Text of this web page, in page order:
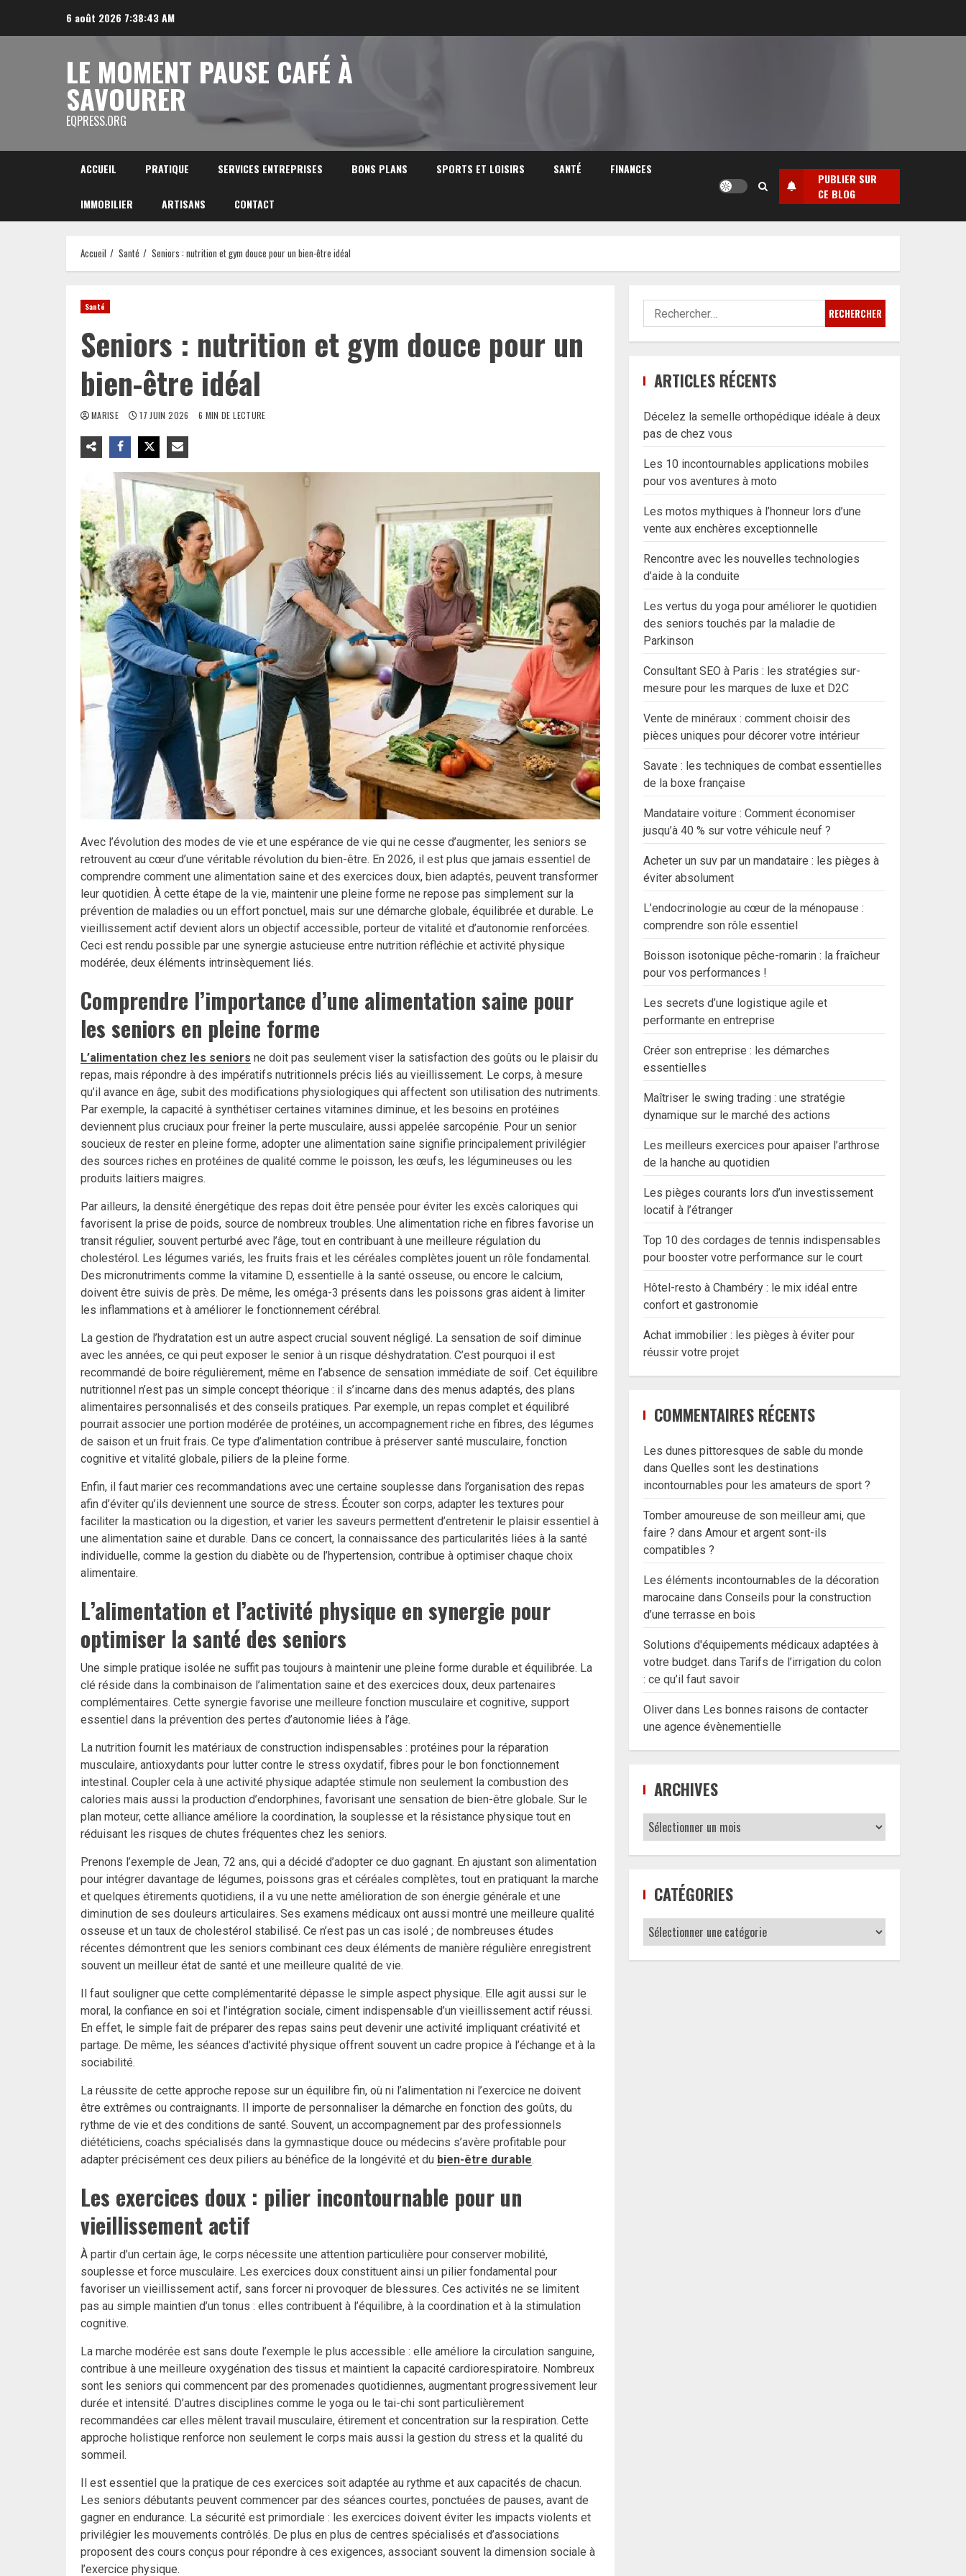
6 août 2026 7:38:44 AM
LE MOMENT PAUSE CAFÉ À
SAVOURER
EQPRESS.ORG
ACCUEIL PRATIQUE SERVICES ENTREPRISES BONS PLANS SPORTS ET LOISIRS SANTÉ FINANCES
IMMOBILIER ARTISANS CONTACT
PUBLIER SUR
CE BLOG
Accueil Santé Seniors : nutrition et gym douce pour un bien-être idéal
Santé
Seniors : nutrition et gym douce pour un
bien-être idéal
MARISE 17 JUIN 2026 6 MIN DE LECTURE
Avec l’évolution des modes de vie et une espérance de vie qui ne cesse d’augmenter, les seniors se
retrouvent au cœur d’une véritable révolution du bien-être. En 2026, il est plus que jamais essentiel de
comprendre comment une alimentation saine et des exercices doux, bien adaptés, peuvent transformer
leur quotidien. À cette étape de la vie, maintenir une pleine forme ne repose pas simplement sur la
prévention de maladies ou un effort ponctuel, mais sur une démarche globale, équilibrée et durable. Le
vieillissement actif devient alors un objectif accessible, porteur de vitalité et d’autonomie renforcées.
Ceci est rendu possible par une synergie astucieuse entre nutrition réfléchie et activité physique
modérée, deux éléments intrinsèquement liés.
Comprendre l’importance d’une alimentation saine pour
les seniors en pleine forme
L’alimentation chez les seniors ne doit pas seulement viser la satisfaction des goûts ou le plaisir du
repas, mais répondre à des impératifs nutritionnels précis liés au vieillissement. Le corps, à mesure
qu’il avance en âge, subit des modifications physiologiques qui affectent son utilisation des nutriments.
Par exemple, la capacité à synthétiser certaines vitamines diminue, et les besoins en protéines
deviennent plus cruciaux pour freiner la perte musculaire, aussi appelée sarcopénie. Pour un senior
soucieux de rester en pleine forme, adopter une alimentation saine signifie principalement privilégier
des sources riches en protéines de qualité comme le poisson, les œufs, les légumineuses ou les
produits laitiers maigres.
Par ailleurs, la densité énergétique des repas doit être pensée pour éviter les excès caloriques qui
favorisent la prise de poids, source de nombreux troubles. Une alimentation riche en fibres favorise un
transit régulier, souvent perturbé avec l’âge, tout en contribuant à une meilleure régulation du
cholestérol. Les légumes variés, les fruits frais et les céréales complètes jouent un rôle fondamental.
Des micronutriments comme la vitamine D, essentielle à la santé osseuse, ou encore le calcium,
doivent être suivis de près. De même, les oméga-3 présents dans les poissons gras aident à limiter
les inflammations et à améliorer le fonctionnement cérébral.
La gestion de l’hydratation est un autre aspect crucial souvent négligé. La sensation de soif diminue
avec les années, ce qui peut exposer le senior à un risque déshydratation. C’est pourquoi il est
recommandé de boire régulièrement, même en l’absence de sensation immédiate de soif. Cet équilibre
nutritionnel n’est pas un simple concept théorique : il s’incarne dans des menus adaptés, des plans
alimentaires personnalisés et des conseils pratiques. Par exemple, un repas complet et équilibré
pourrait associer une portion modérée de protéines, un accompagnement riche en fibres, des légumes
de saison et un fruit frais. Ce type d’alimentation contribue à préserver santé musculaire, fonction
cognitive et vitalité globale, piliers de la pleine forme.
Enfin, il faut marier ces recommandations avec une certaine souplesse dans l’organisation des repas
afin d’éviter qu’ils deviennent une source de stress. Écouter son corps, adapter les textures pour
faciliter la mastication ou la digestion, et varier les saveurs permettent d’entretenir le plaisir essentiel à
une alimentation saine et durable. Dans ce concert, la connaissance des particularités liées à la santé
individuelle, comme la gestion du diabète ou de l’hypertension, contribue à optimiser chaque choix
alimentaire.
L’alimentation et l’activité physique en synergie pour
optimiser la santé des seniors
Une simple pratique isolée ne suffit pas toujours à maintenir une pleine forme durable et équilibrée. La
clé réside dans la combinaison de l’alimentation saine et des exercices doux, deux partenaires
complémentaires. Cette synergie favorise une meilleure fonction musculaire et cognitive, support
essentiel dans la prévention des pertes d’autonomie liées à l’âge.
La nutrition fournit les matériaux de construction indispensables : protéines pour la réparation
musculaire, antioxydants pour lutter contre le stress oxydatif, fibres pour le bon fonctionnement
intestinal. Coupler cela à une activité physique adaptée stimule non seulement la combustion des
calories mais aussi la production d’endorphines, favorisant une sensation de bien-être globale. Sur le
plan moteur, cette alliance améliore la coordination, la souplesse et la résistance physique tout en
réduisant les risques de chutes fréquentes chez les seniors.
Prenons l’exemple de Jean, 72 ans, qui a décidé d’adopter ce duo gagnant. En ajustant son alimentation
pour intégrer davantage de légumes, poissons gras et céréales complètes, tout en pratiquant la marche
et quelques étirements quotidiens, il a vu une nette amélioration de son énergie générale et une
diminution de ses douleurs articulaires. Ses examens médicaux ont aussi montré une meilleure qualité
osseuse et un taux de cholestérol stabilisé. Ce n’est pas un cas isolé ; de nombreuses études
récentes démontrent que les seniors combinant ces deux éléments de manière régulière enregistrent
souvent un meilleur état de santé et une meilleure qualité de vie.
Il faut souligner que cette complémentarité dépasse le simple aspect physique. Elle agit aussi sur le
moral, la confiance en soi et l’intégration sociale, ciment indispensable d’un vieillissement actif réussi.
En effet, le simple fait de préparer des repas sains peut devenir une activité impliquant créativité et
partage. De même, les séances d’activité physique offrent souvent un cadre propice à l’échange et à la
sociabilité.
La réussite de cette approche repose sur un équilibre fin, où ni l’alimentation ni l’exercice ne doivent
être extrêmes ou contraignants. Il importe de personnaliser la démarche en fonction des goûts, du
rythme de vie et des conditions de santé. Souvent, un accompagnement par des professionnels
diététiciens, coachs spécialisés dans la gymnastique douce ou médecins s’avère profitable pour
adapter précisément ces deux piliers au bénéfice de la longévité et du bien-être durable.
Les exercices doux : pilier incontournable pour un
vieillissement actif
À partir d’un certain âge, le corps nécessite une attention particulière pour conserver mobilité,
souplesse et force musculaire. Les exercices doux constituent ainsi un pilier fondamental pour
favoriser un vieillissement actif, sans forcer ni provoquer de blessures. Ces activités ne se limitent
pas au simple maintien d’un tonus : elles contribuent à l’équilibre, à la coordination et à la stimulation
cognitive.
La marche modérée est sans doute l’exemple le plus accessible : elle améliore la circulation sanguine,
contribue à une meilleure oxygénation des tissus et maintient la capacité cardiorespiratoire. Nombreux
sont les seniors qui commencent par des promenades quotidiennes, augmentant progressivement leur
durée et intensité. D’autres disciplines comme le yoga ou le tai-chi sont particulièrement
recommandées car elles mêlent travail musculaire, étirement et concentration sur la respiration. Cette
approche holistique renforce non seulement le corps mais aussi la gestion du stress et la qualité du
sommeil.
Il est essentiel que la pratique de ces exercices soit adaptée au rythme et aux capacités de chacun.
Les seniors débutants peuvent commencer par des séances courtes, ponctuées de pauses, avant de
gagner en endurance. La sécurité est primordiale : les exercices doivent éviter les impacts violents et
privilégier les mouvements contrôlés. De plus en plus de centres spécialisés et d’associations
proposent des cours conçus pour répondre à ces exigences, associant souvent la dimension sociale à
l’exercice physique.
Rechercher :
ARTICLES RÉCENTS
Décelez la semelle orthopédique idéale à deux
pas de chez vous
Les 10 incontournables applications mobiles
pour vos aventures à moto
Les motos mythiques à l’honneur lors d’une
vente aux enchères exceptionnelle
Rencontre avec les nouvelles technologies
d’aide à la conduite
Les vertus du yoga pour améliorer le quotidien
des seniors touchés par la maladie de
Parkinson
Consultant SEO à Paris : les stratégies sur-
mesure pour les marques de luxe et D2C
Vente de minéraux : comment choisir des
pièces uniques pour décorer votre intérieur
Savate : les techniques de combat essentielles
de la boxe française
Mandataire voiture : Comment économiser
jusqu’à 40 % sur votre véhicule neuf ?
Acheter un suv par un mandataire : les pièges à
éviter absolument
L’endocrinologie au cœur de la ménopause :
comprendre son rôle essentiel
Boisson isotonique pêche-romarin : la fraîcheur
pour vos performances !
Les secrets d’une logistique agile et
performante en entreprise
Créer son entreprise : les démarches
essentielles
Maîtriser le swing trading : une stratégie
dynamique sur le marché des actions
Les meilleurs exercices pour apaiser l’arthrose
de la hanche au quotidien
Les pièges courants lors d’un investissement
locatif à l’étranger
Top 10 des cordages de tennis indispensables
pour booster votre performance sur le court
Hôtel-resto à Chambéry : le mix idéal entre
confort et gastronomie
Achat immobilier : les pièges à éviter pour
réussir votre projet
COMMENTAIRES RÉCENTS
Les dunes pittoresques de sable du monde
dansQuelles sont les destinations
incontournables pour les amateurs de sport ?
Tomber amoureuse de son meilleur ami, que
faire ? dansAmour et argent sont-ils
compatibles ?
Les éléments incontournables de la décoration
marocaine dansConseils pour la construction
d’une terrasse en bois
Solutions d'équipements médicaux adaptées à
votre budget. dansTarifs de l’irrigation du colon
: ce qu’il faut savoir
Oliver dans Les bonnes raisons de contacter
une agence évènementielle
ARCHIVES
Archives
CATÉGORIES
Catégories